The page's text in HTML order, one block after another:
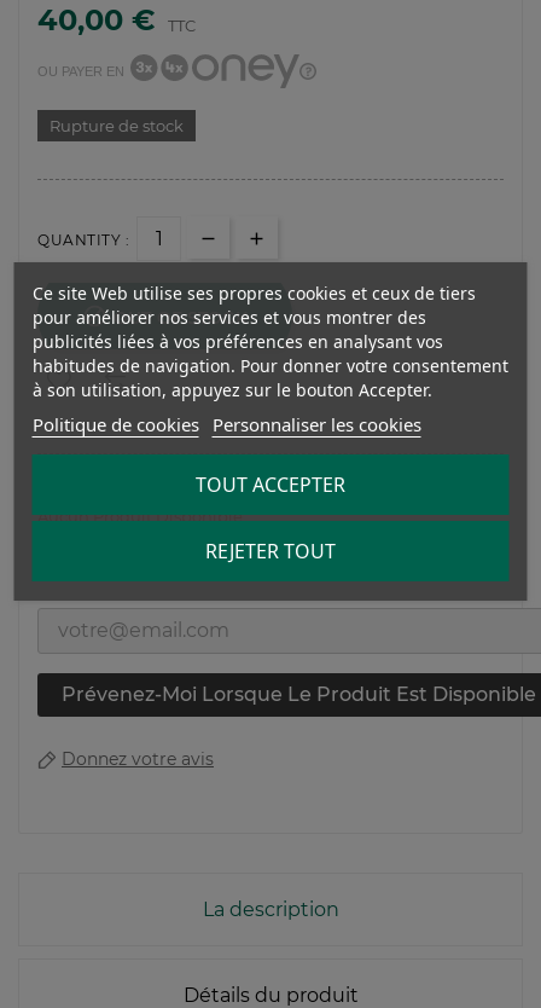
40,00 € TTC
OU PAYER EN
Rupture de stock
QUANTITY :
 OUT OF STOCK
Aucun Produit Disponible
Prévenez-Moi Lorsque Le Produit Est Disponible
Donnez votre avis
La description
Détails du produit
Ce site Web utilise ses propres cookies et ceux de tiers
pour améliorer nos services et vous montrer des
publicités liées à vos préférences en analysant vos
habitudes de navigation. Pour donner votre consentement
à son utilisation, appuyez sur le bouton Accepter.
Politique de cookies Personnaliser les cookies
REJETER TOUT
TOUT ACCEPTER